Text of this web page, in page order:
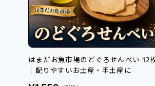
はまだお魚市場のどぐろせんべい 12
｜配りやすいお土産・手土産に